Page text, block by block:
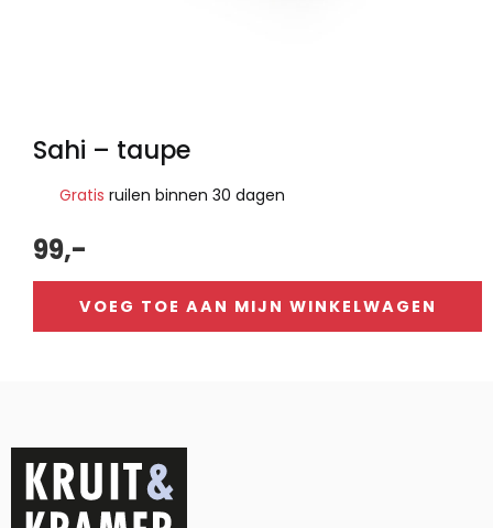
Sahi – taupe
Gratis ruilen binnen 30 dagen
99,-
VOEG TOE AAN MIJN WINKELWAGEN